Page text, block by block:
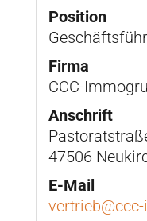
Position
Firma
CCC-
Anschrift
47506
E-Mail